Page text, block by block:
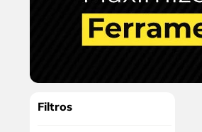
Filtros
chave impacto